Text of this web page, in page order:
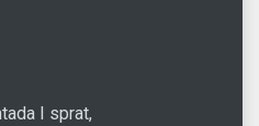
I sprat,